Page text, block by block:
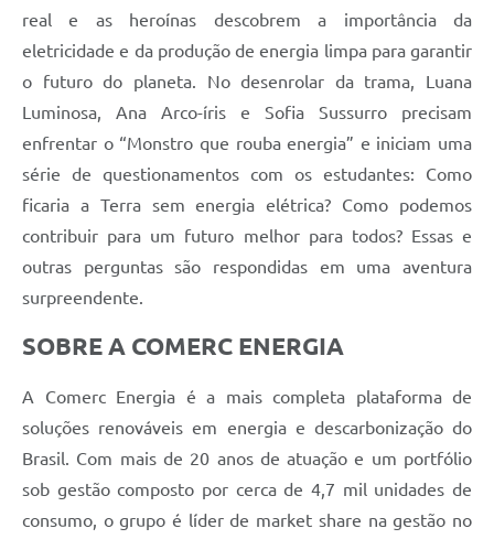
real e as heroínas descobrem a importância da
eletricidade e da produção de energia limpa para garantir
o futuro do planeta. No desenrolar da trama, Luana
Luminosa, Ana Arco-íris e Sofia Sussurro precisam
enfrentar o “Monstro que rouba energia” e iniciam uma
série de questionamentos com os estudantes: Como
ficaria a Terra sem energia elétrica? Como podemos
contribuir para um futuro melhor para todos? Essas e
outras perguntas são respondidas em uma aventura
surpreendente.
SOBRE A COMERC ENERGIA
A Comerc Energia é a mais completa plataforma de
soluções renováveis em energia e descarbonização do
Brasil. Com mais de 20 anos de atuação e um portfólio
sob gestão composto por cerca de 4,7 mil unidades de
consumo, o grupo é líder de market share na gestão no